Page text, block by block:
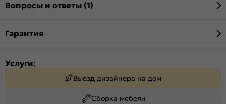
Вопросы и ответы (1)
Гарантия
Услуги:
Выезд дизайнера на дом
Сборка мебели